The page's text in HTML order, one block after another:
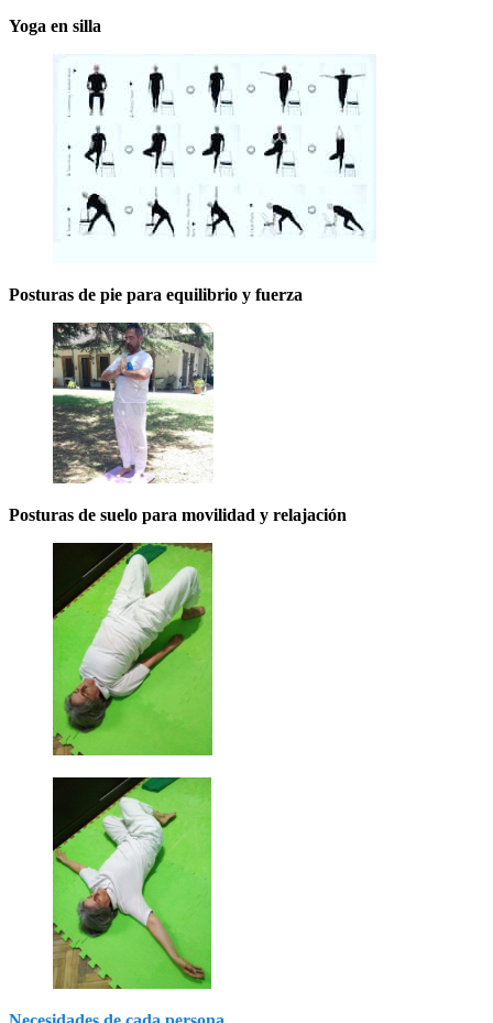
Yoga en silla
Posturas de pie para equilibrio y fuerza
Posturas de suelo para movilidad y relajación